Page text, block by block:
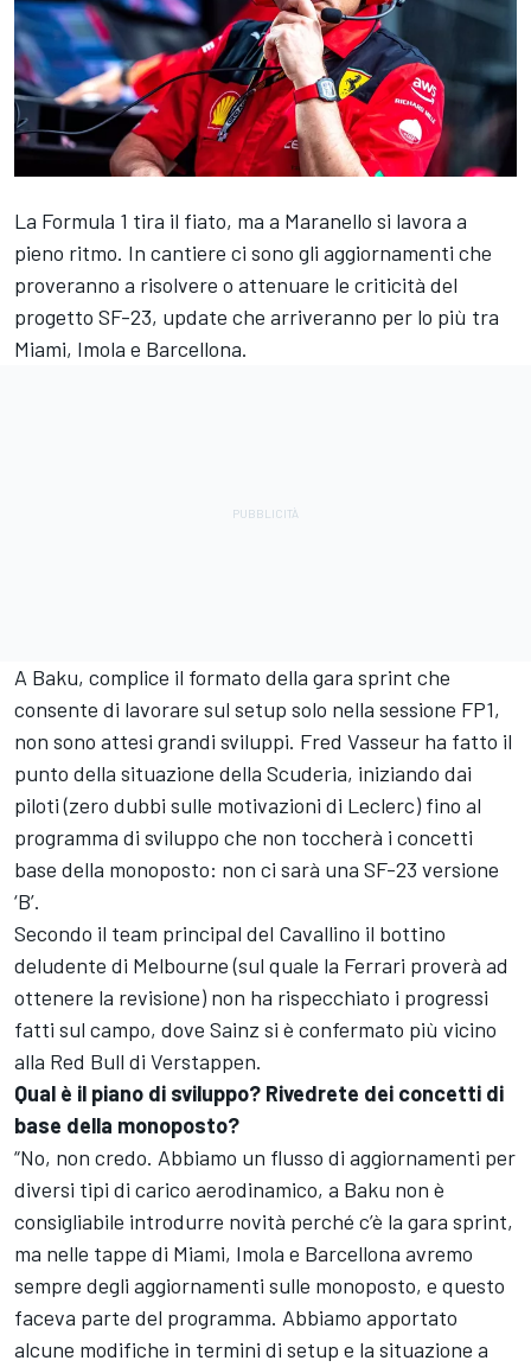
La Formula 1 tira il fiato, ma a Maranello si lavora a
pieno ritmo. In cantiere ci sono gli aggiornamenti che
proveranno a risolvere o attenuare le criticità del
progetto SF-23, update che arriveranno per lo più tra
Miami, Imola e Barcellona.
A Baku, complice il formato della gara sprint che
consente di lavorare sul setup solo nella sessione FP1,
non sono attesi grandi sviluppi. Fred Vasseur ha fatto il
punto della situazione della Scuderia, iniziando dai
piloti (zero dubbi sulle motivazioni di Leclerc) fino al
programma di sviluppo che non toccherà i concetti
base della monoposto: non ci sarà una SF-23 versione
‘B’.
Secondo il team principal del Cavallino il bottino
deludente di Melbourne (sul quale la Ferrari proverà ad
ottenere la revisione) non ha rispecchiato i progressi
fatti sul campo, dove Sainz si è confermato più vicino
alla Red Bull di Verstappen.
Qual è il piano di sviluppo? Rivedrete dei concetti di
base della monoposto?
“No, non credo. Abbiamo un flusso di aggiornamenti per
diversi tipi di carico aerodinamico, a Baku non è
consigliabile introdurre novità perché c’è la gara sprint,
ma nelle tappe di Miami, Imola e Barcellona avremo
sempre degli aggiornamenti sulle monoposto, e questo
faceva parte del programma. Abbiamo apportato
alcune modifiche in termini di setup e la situazione a